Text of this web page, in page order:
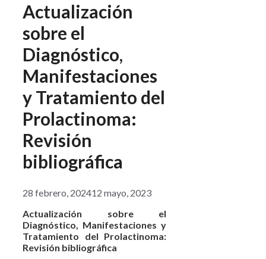
Actualización
sobre el
Diagnóstico,
Manifestaciones
y Tratamiento del
Prolactinoma:
Revisión
bibliográfica
28 febrero, 202412 mayo, 2023
Actualización sobre el
Diagnóstico, Manifestaciones y
Tratamiento del Prolactinoma:
Revisión bibliográfica